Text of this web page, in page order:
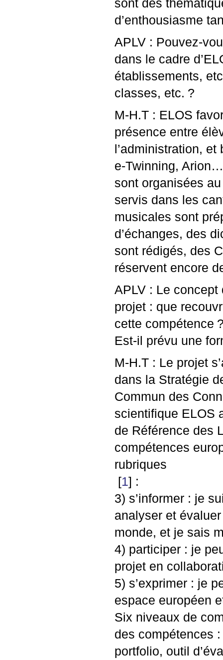
sont des
d’enthousiasme
APLV : Pouvez-
dans le cadre d’
établissements,
classes, etc. ?
M-H.T : ELOS
présence entre
l’administration,
e-Twinning,
sont organisées
servis dans les
musicales sont
d’échanges, des
sont rédigés, des
réservent encore
APLV : Le
projet : que
cette compétence
Est-il prévu une
M-H.T : Le projet
dans la Stratégie
Commun des
scientifique ELOS
de Référence des
compétences
rubriques
[1] :
3) s’informer : je
analyser et
monde, et je sais
4) participer : je
projet en
5) s’exprimer : je
espace européen
Six niveaux de
des compétences
portfolio, outil